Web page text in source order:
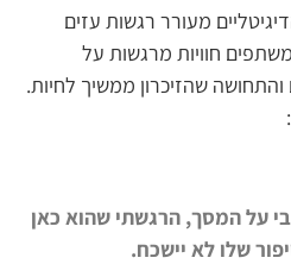
מעורר רגשות עזים
חוויות מרגשות על
שהזיכרון ממשיך לחיות.
על המסך, הרגשתי שהוא כאן
שלו לא יישכח.